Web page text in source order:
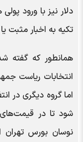
دلار نیز با ورود
تکیه به اخبار مثبت
همانطور که گفته
انتخابات ریاست
اما گروه دیگری در
شود تا در قیمت‌های
نوسان بورس